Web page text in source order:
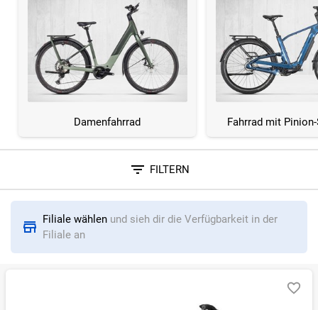
Damenfahrrad Fahrrad mit
FILTERN
Sortieren nach
RELEVANZ
BESTSELLER ERSPARNIS IN %
Filiale wählen und sieh dir die Verfügbarkeit in der
Filiale an